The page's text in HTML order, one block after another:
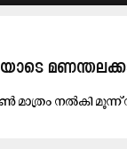
മാ​ത്രം ന​ൽ​കി